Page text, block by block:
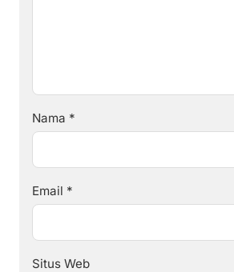
Nama *
Email *
Situs Web